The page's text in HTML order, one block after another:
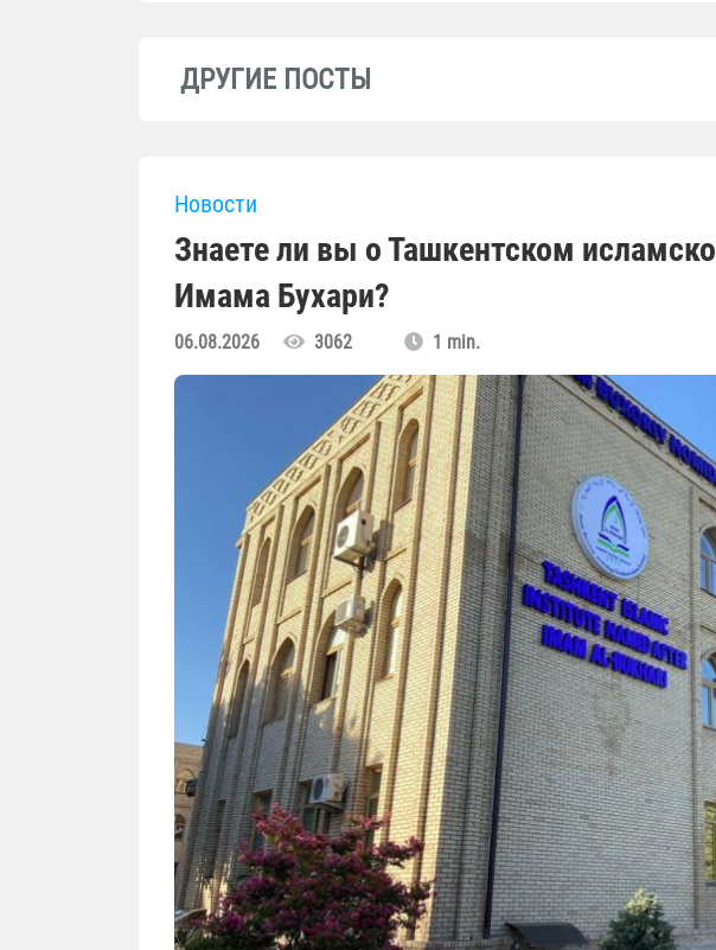
ДРУГИЕ ПОСТЫ
Новости
Знаете ли вы о Ташкентском
Имама Бухари?
06.08.2026 3062 1 min.